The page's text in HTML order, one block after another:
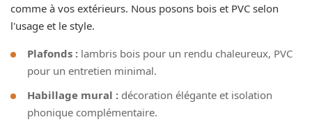
comme à vos extérieurs. Nous posons bois et PVC selon
l'usage et le style.
Plafonds : lambris bois pour un rendu chaleureux, PVC
pour un entretien minimal.
Habillage mural : décoration élégante et isolation
phonique complémentaire.